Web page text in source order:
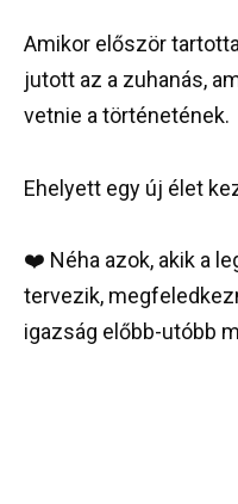
Amikor először
jutott az a zuhanás,
vetnie a történetének.
Ehelyett egy új élet
❤️ Néha azok, akik a
tervezik,
igazság előbb-utóbb